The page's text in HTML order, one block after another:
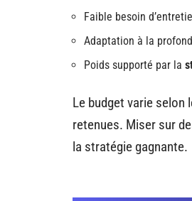
Faible besoin
Adaptation à la
Poids supporté par la
Le budget varie
retenues. Miser sur
la stratégie gagnante.